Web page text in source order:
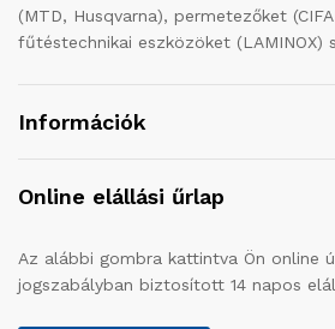
(MTD, Husqvarna), permetezőket
fűtéstechnikai eszközöket (LAMINOX)
Információk
Online elállási űrlap
Az alábbi gombra kattintva Ön online
jogszabályban biztosított 14 napos